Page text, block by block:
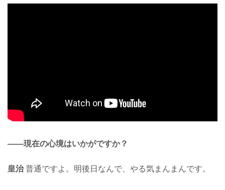
——現在の心境はいかがですか？
皇治普通ですよ。明後日なんで、やる気まんまんです。